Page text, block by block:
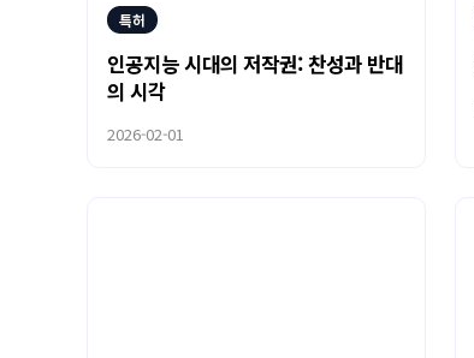
특허
인공지능 시대의 저작권: 찬성과 반대
의 시각
2026-02-01